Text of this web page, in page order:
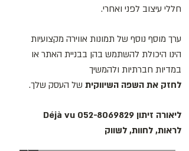
חללי עיצוב לפני ואחרי.
ערך מוסף נוסף של תמונות אווירה מקצועיות
הינו היכולת להשתמש בהן בבניית האתר או
במדיות חברתיות ולהמשיך
לחזק את השפה השיווקית של העסק שלך.
ליאורה זיתון 052-8069829
Déjà vu
לראות, לחוות, לשווק